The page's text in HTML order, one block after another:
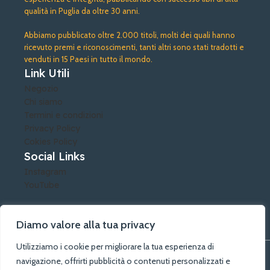
Diamo valore alla tua privacy
Utilizziamo i cookie per migliorare la tua esperienza di
navigazione, offrirti pubblicità o contenuti personalizzati e
qualità in Puglia da oltre 30 anni.
Abbiamo pubblicato oltre 2.000 titoli, molti dei quali hanno
ricevuto premi e riconoscimenti, tanti altri sono stati tradotti e
venduti in 15 Paesi in tutto il mondo.
Link Utili
Negozio
Chi siamo
Termini e condizioni
Privacy Policy
Cokies Policy
Social Links
Instagram
YouTube
©A.G.A. Arti Grafiche Alberobello di Lacatena Rosalia - PIVA: